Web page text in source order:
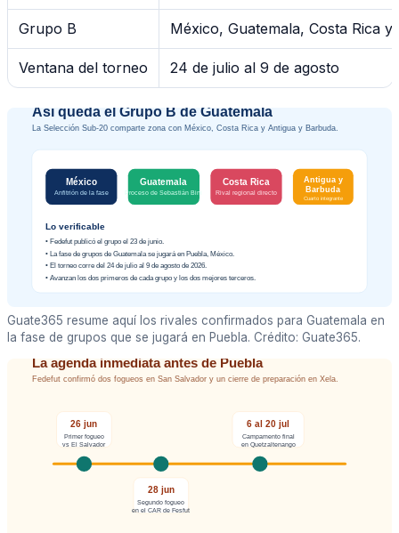
Grupo B México, Guatemala, Costa Rica
Ventana del torneo 24 de julio al 9 de agosto
Guate365 resume aquí los rivales confirmados para Guatemala en
la fase de grupos que se jugará en Puebla. Crédito: Guate365.